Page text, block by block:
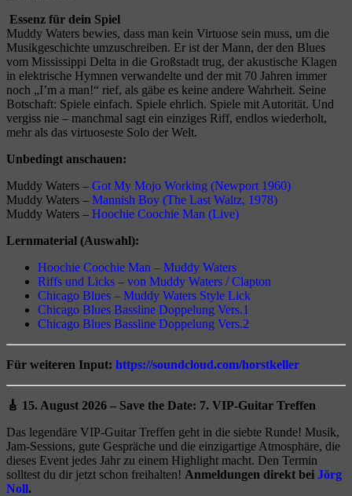
Essenz für dein Spiel
Muddy Waters bewies, dass man kein Virtuose sein muss, um die
Musikgeschichte umzuschreiben. Er ist der Mann, der den Blues
vom Mississippi Delta in die Großstadt trug, der akustische Klagen
in elektrische Hymnen verwandelte und der mit 70 Jahren immer
noch „I’m a man!“ rief, als gäbe es keine andere Wahrheit. Seine
Botschaft: Spiele einfach. Spiele ehrlich. Spiele mit Autorität. Und
vergiss nie – manchmal sagt ein einziges Riff, endlos wiederholt,
mehr als das virtuoseste Solo der Welt.
Unbedingt anschauen:
Muddy Waters – Got My Mojo Working (Newport 1960)
Muddy Waters – Mannish Boy (The Last Waltz, 1978)
Muddy Waters – Hoochie Coochie Man (Live)
Lernmaterial (Auswahl):
Hoochie Coochie Man – Muddy Waters
Riffs und Licks – von Muddy Waters / Clapton
Chicago Blues – Muddy Waters Style Lick
Chicago Blues Bassline Doppelung Vers.1
Chicago Blues Bassline Doppelung Vers.2
Für weiteren Input: https://soundcloud.com/horstkeller
🎸 15. August 2026 – Save the Date: 7. VIP-Guitar Treffen
Das legendäre VIP-Guitar Treffen geht in die siebte Runde! Musik,
Jam-Sessions, gute Gespräche und die einzigartige Atmosphäre, die
dieses Event jedes Jahr zu einem Highlight macht. Den Termin
solltest du dir jetzt schon freihalten! Anmeldungen direkt bei Jörg
Noll.